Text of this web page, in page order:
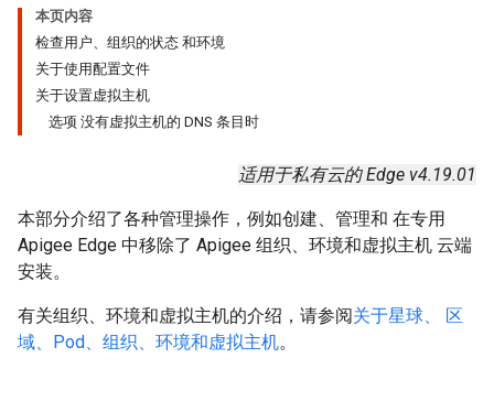
本页内容
检查用户、组织的状态 和环境
关于使用配置文件
关于设置虚拟主机
选项 没有虚拟主机的 DNS 条目时
适用于私有云的 Edge v4.19.01
本部分介绍了各种管理操作，例如创建、管理和 在专用
Apigee Edge 中移除了 Apigee 组织、环境和虚拟主机 云端
安装。
有关组织、环境和虚拟主机的介绍，请参阅关于星球、 区
域、Pod、组织、环境和虚拟主机。